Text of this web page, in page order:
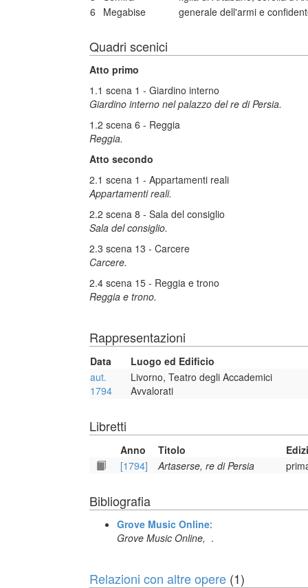
6
Megabise generale dell'armi e
Quadri scenici
Atto primo
1.1 scena 1 - Giardino interno
Giardino interno nel palazzo del re di Persia.
1.2 scena 6 - Reggia
Reggia.
Atto secondo
2.1 scena 1 - Appartamenti reali
Appartamenti reali.
2.2 scena 8 - Sala del consiglio
Sala del consiglio.
2.3 scena 13 - Carcere
Carcere.
2.4 scena 15 - Reggia e trono
Reggia e trono.
Rappresentazioni
Data
Luogo ed Edificio
aut.
1794
Livorno, Teatro degli Accademici
Avvalorati
Libretti
Anno Titolo
[1794]
Artaserse, re di Persia
Bibliografia
Grove Music Online:
Grove Music Online, .
Relazioni con altre opere (1)